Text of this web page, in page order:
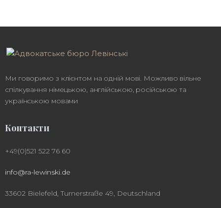
Ми говоримо з клієнтом на одній мові. Можливо вільне
спілкування німецькою, англійською, російською та
українською мовами
Контакти
+49(0)521 522 76 60
info@ra-lewinski.de
33602 Bielefeld, Turnerstraße 49, Deutschland